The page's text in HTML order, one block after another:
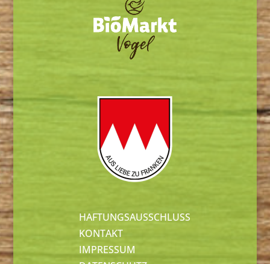
HAFTUNGSAUSSCHLUSS
KONTAKT
IMPRESSUM